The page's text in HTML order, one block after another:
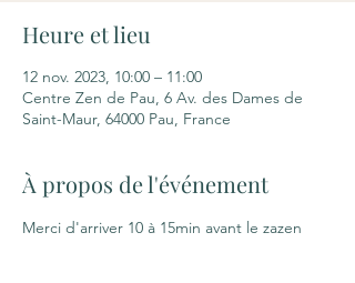
Heure et lieu
12 nov. 2023, 10:00 – 11:00
Centre Zen de Pau, 6 Av. des Dames de
Saint-Maur, 64000 Pau, France
À propos de l'événement
Merci d'arriver 10 à 15min avant le zazen